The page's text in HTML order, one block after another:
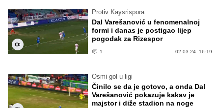
Protiv Kaysrispora
Dal Varešanović u fenomenalnoj
formi i danas je postigao lijep
pogodak za Rizespor
1 02.03.24. 16:19
Osmi gol u ligi
Činilo se da je gotovo, a onda Dal
Varešanović pokazuje kakav je
majstor i diže stadion na noge